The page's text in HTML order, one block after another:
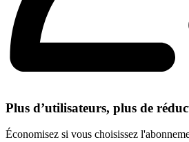
Plus d’utilisateurs, plus de
Économisez si vous choisissez